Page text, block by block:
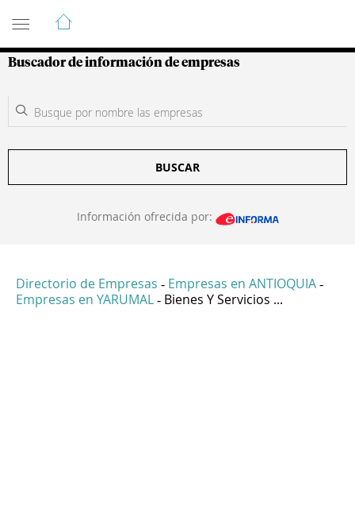
Guía de Empresas Colombianas
Buscador de información de empresas
BUSCAR
Información ofrecida por:
Directorio de Empresas - Empresas en ANTIOQUIA -
Empresas en YARUMAL - Bienes Y Servicios ...